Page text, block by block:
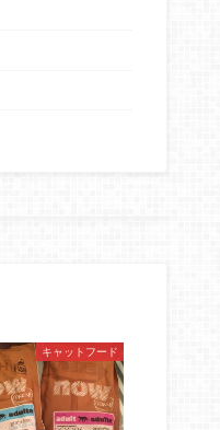
キャットフード